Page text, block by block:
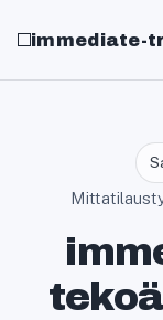
immediate-